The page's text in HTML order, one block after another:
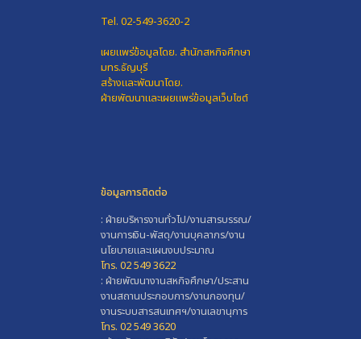
Tel. 02-549-3620-2
เผยแพร่ข้อมูลโดย. สำนักสหกิจศึกษา
มทร.ธัญบุรี
สร้างและพัฒนาโดย.
ฝ่ายพัฒนาและเผยแพร่ข้อมูลเว็บไซต์
ข้อมูลการติดต่อ
: ฝ่ายบริหารงานทั่วไป/งานสารบรรณ/
งานการเงิน-พัสดุ/งานบุคลากร/งาน
นโยบายและแผนงบประมาณ
โทร. 02 549 3622
: ฝ่ายพัฒนางานสหกิจศึกษา/ประสาน
งานสถานประกอบการ/งานกองทุน/
งานระบบสารสนเทศฯ/งานเลขานุการ
โทร. 02 549 3620